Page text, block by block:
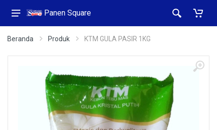
Panen Square
Beranda Produk KTM GULA PASIR 1KG